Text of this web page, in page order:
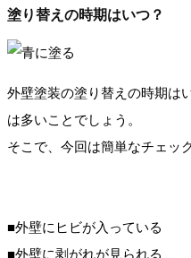
塗り替えの時期はいつ？
外壁塗装の塗り替えの時期は
は多いことでしょう。
そこで、今回は簡単なチェッ
■外壁にヒビが入っている
■外壁に剥がれが見られる